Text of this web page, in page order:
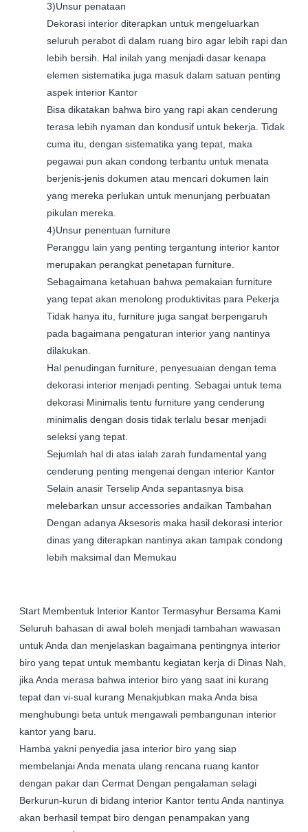
3)Unsur penataan
Dekorasi interior diterapkan untuk mengeluarkan
seluruh perabot di dalam ruang biro agar lebih rapi dan
lebih bersih. Hal inilah yang menjadi dasar kenapa
elemen sistematika juga masuk dalam satuan penting
aspek interior Kantor
Bisa dikatakan bahwa biro yang rapi akan cenderung
terasa lebih nyaman dan kondusif untuk bekerja. Tidak
cuma itu, dengan sistematika yang tepat, maka
pegawai pun akan condong terbantu untuk menata
berjenis-jenis dokumen atau mencari dokumen lain
yang mereka perlukan untuk menunjang perbuatan
pikulan mereka.
4)Unsur penentuan furniture
Peranggu lain yang penting tergantung interior kantor
merupakan perangkat penetapan furniture.
Sebagaimana ketahuan bahwa pemakaian furniture
yang tepat akan menolong produktivitas para Pekerja
Tidak hanya itu, furniture juga sangat berpengaruh
pada bagaimana pengaturan interior yang nantinya
dilakukan.
Hal penudingan furniture, penyesuaian dengan tema
dekorasi interior menjadi penting. Sebagai untuk tema
dekorasi Minimalis tentu furniture yang cenderung
minimalis dengan dosis tidak terlalu besar menjadi
seleksi yang tepat.
Sejumlah hal di atas ialah zarah fundamental yang
cenderung penting mengenai dengan interior Kantor
Selain anasir Terselip Anda sepantasnya bisa
melebarkan unsur accessories andaikan Tambahan
Dengan adanya Aksesoris maka hasil dekorasi interior
dinas yang diterapkan nantinya akan tampak condong
lebih maksimal dan Memukau
Start Membentuk Interior Kantor Termasyhur Bersama Kami
Seluruh bahasan di awal boleh menjadi tambahan wawasan
untuk Anda dan menjelaskan bagaimana pentingnya interior
biro yang tepat untuk membantu kegiatan kerja di Dinas Nah,
jika Anda merasa bahwa interior biro yang saat ini kurang
tepat dan vi-sual kurang Menakjubkan maka Anda bisa
menghubungi beta untuk mengawali pembangunan interior
kantor yang baru.
Hamba yakni penyedia jasa interior biro yang siap
membelanjai Anda menata ulang rencana ruang kantor
dengan pakar dan Cermat Dengan pengalaman selagi
Berkurun-kurun di bidang interior Kantor tentu Anda nantinya
akan berhasil tempat biro dengan penampakan yang